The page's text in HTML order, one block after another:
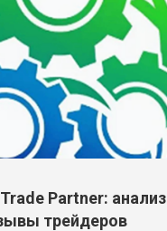
Partner: анализ
трейдеров